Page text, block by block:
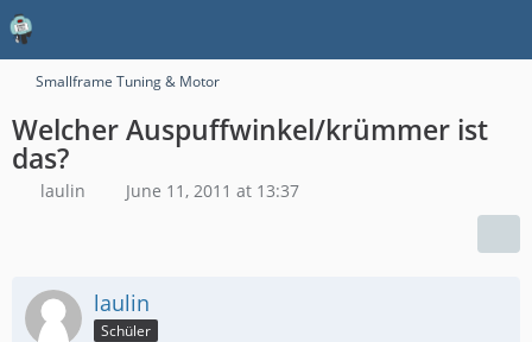
Smallframe Tuning & Motor
Welcher Auspuffwinkel/krümmer ist
das?
laulin June 11, 2011 at 13:37
laulin
Schüler